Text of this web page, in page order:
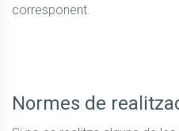
corresponent.
Normes de